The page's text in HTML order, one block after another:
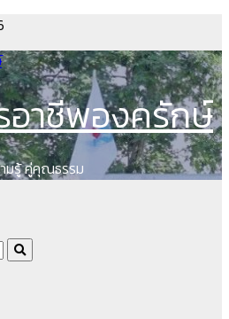
อาชีพองครักษ์
มรู้ คู่คุณธรรม